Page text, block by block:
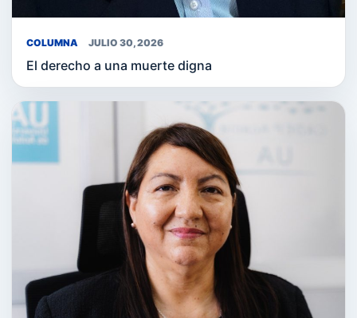
COLUMNA JULIO 30, 2026
El derecho a una muerte digna